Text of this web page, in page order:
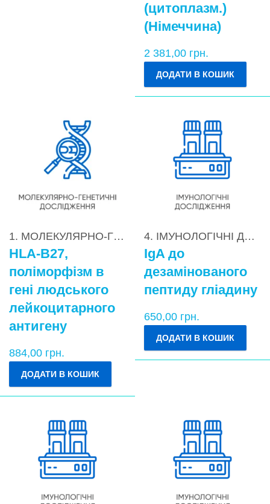
(цитоплазм.)
(Німеччина)
2 381,00 грн.
ДОДАТИ В КОШИК
1. МОЛЕКУЛЯРНО-ГЕНЕТИЧНІ ДОСЛІДЖЕННЯ ,
HLA-B27,
поліморфізм в
гені людського
лейкоцитарного
антигену
884,00 грн.
ДОДАТИ В КОШИК
4. ІМУНОЛОГІЧНІ ДОСЛІДЖЕННЯ
IgA до
дезамінованого
пептиду гліадину
650,00 грн.
ДОДАТИ В КОШИК